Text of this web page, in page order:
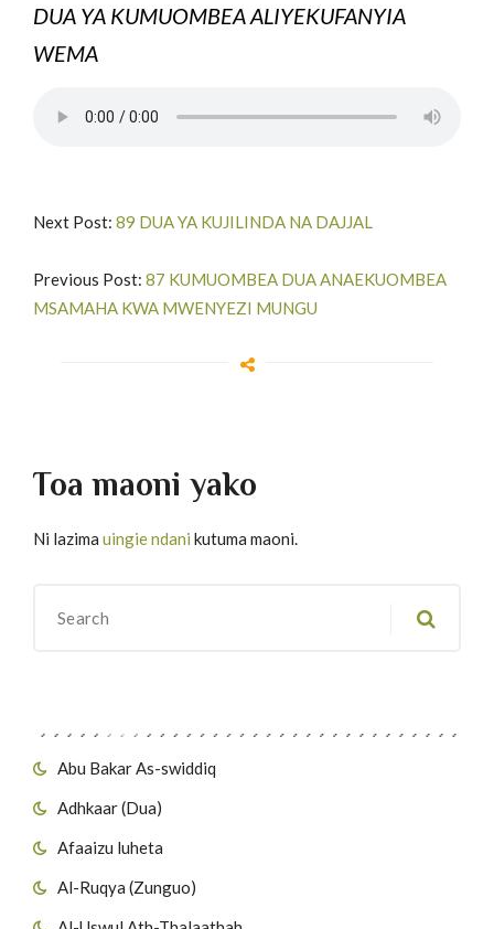
Abu Bakar As-swiddiq
Adhkaar (Dua)
Afaaizu luheta
Al-Ruqya (Zunguo)
DUA YA KUMUOMBEA ALIYEKUFANYIA
WEMA
Next Post: 89 DUA YA KUJILINDA NA DAJJAL
Previous Post: 87 KUMUOMBEA DUA ANAEKUOMBEA
MSAMAHA KWA MWENYEZI MUNGU
Toa maoni yako
Ni lazima uingie ndani kutuma maoni.